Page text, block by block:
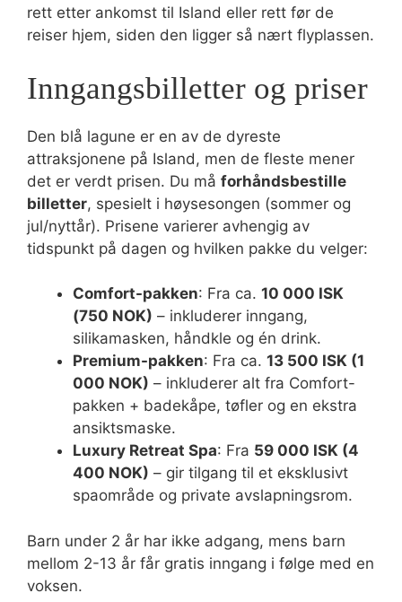
rett etter ankomst til Island eller rett før de
reiser hjem, siden den ligger så nært flyplassen.
Inngangsbilletter og priser
Den blå lagune er en av de dyreste
attraksjonene på Island, men de fleste mener
det er verdt prisen. Du må forhåndsbestille
billetter, spesielt i høysesongen (sommer og
jul/nyttår). Prisene varierer avhengig av
tidspunkt på dagen og hvilken pakke du velger:
Comfort-pakken: Fra ca. 10 000 ISK
(750 NOK) – inkluderer inngang,
silikamasken, håndkle og én drink.
Premium-pakken: Fra ca. 13 500 ISK (1
000 NOK) – inkluderer alt fra Comfort-
pakken + badekåpe, tøfler og en ekstra
ansiktsmaske.
Luxury Retreat Spa: Fra 59 000 ISK (4
400 NOK) – gir tilgang til et eksklusivt
spaområde og private avslapningsrom.
Barn under 2 år har ikke adgang, mens barn
mellom 2-13 år får gratis inngang i følge med en
voksen.